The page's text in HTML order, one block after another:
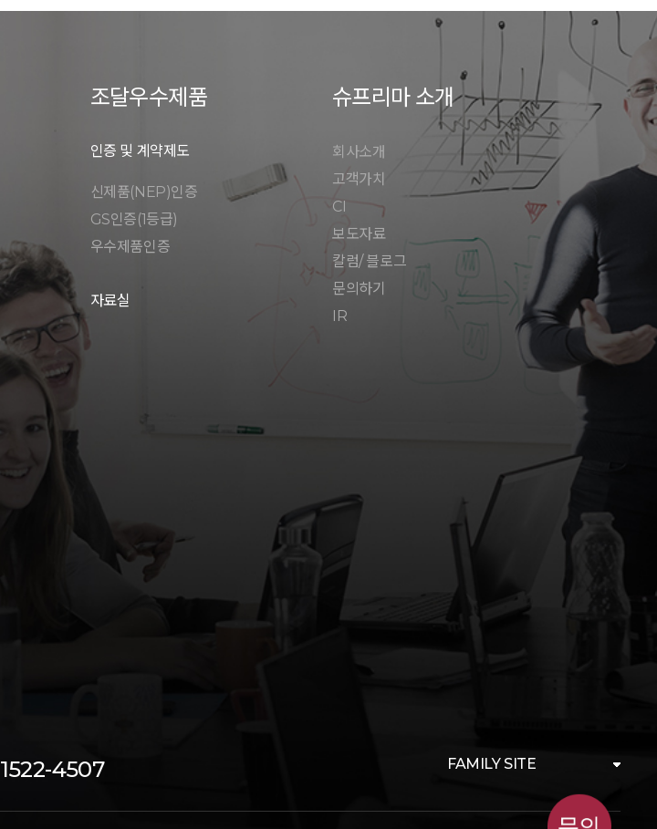
조달우수제품
인증 및 계약제도
신제품(NEP)인증
GS인증(1등급)
우수제품인증
자료실
슈프리마 소개
회사소개
고객가치
CI
보도자료
칼럼/ 블로그
문의하기
IR
1522-4507 FAMILY SITE